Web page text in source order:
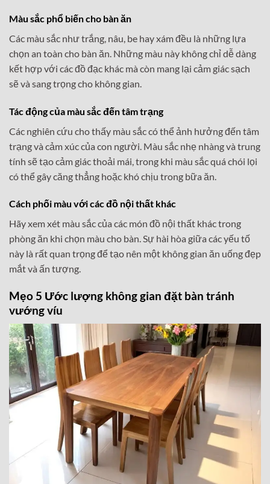
Màu sắc phổ biến cho bàn ăn
Các màu sắc như trắng, nâu, be hay xám đều là những lựa
chọn an toàn cho bàn ăn. Những màu này không chỉ dễ dàng
kết hợp với các đồ đạc khác mà còn mang lại cảm giác sạch
sẽ và sang trọng cho không gian.
Tác động của màu sắc đến tâm trạng
Các nghiên cứu cho thấy màu sắc có thể ảnh hưởng đến tâm
trạng và cảm xúc của con người. Màu sắc nhẹ nhàng và trung
tính sẽ tạo cảm giác thoải mái, trong khi màu sắc quá chói lọi
có thể gây căng thẳng hoặc khó chịu trong bữa ăn.
Cách phối màu với các đồ nội thất khác
Hãy xem xét màu sắc của các món đồ nội thất khác trong
phòng ăn khi chọn màu cho bàn. Sự hài hòa giữa các yếu tố
này là rất quan trọng để tạo nên một không gian ăn uống đẹp
mắt và ấn tượng.
Mẹo 5 Ước lượng không gian đặt bàn tránh
vướng víu